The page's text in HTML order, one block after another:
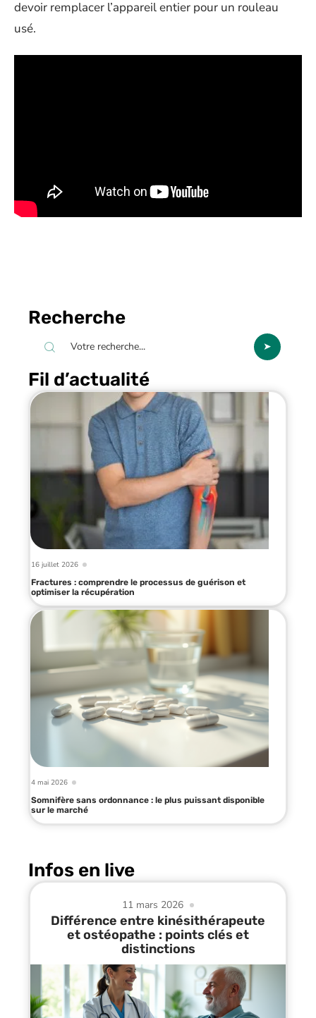
devoir remplacer l’appareil entier pour un rouleau
usé.
Recherche
Fil d’actualité
16 juillet 2026
Fractures : comprendre le processus de guérison et
optimiser la récupération
4 mai 2026
Somnifère sans ordonnance : le plus puissant disponible
sur le marché
Infos en live
11 mars 2026
Différence entre kinésithérapeute
et ostéopathe : points clés et
distinctions